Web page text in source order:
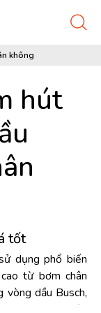
không
hút
tốt
dụng phổ biến
từ bơm chân
vòng dầu Busch,
hãng, bơm chân